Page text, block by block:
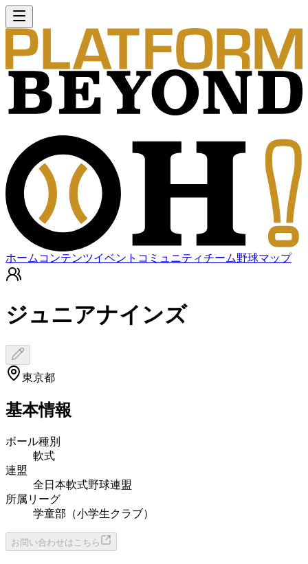
ホーム コンテンツイベント コミュニティチーム野球マップ
ジュニアナインズ
東京都
基本情報
ボール種別
軟式
連盟
全日本軟式野球連盟
所属リーグ
学童部（小学生クラブ）
お問い合わせはこちら